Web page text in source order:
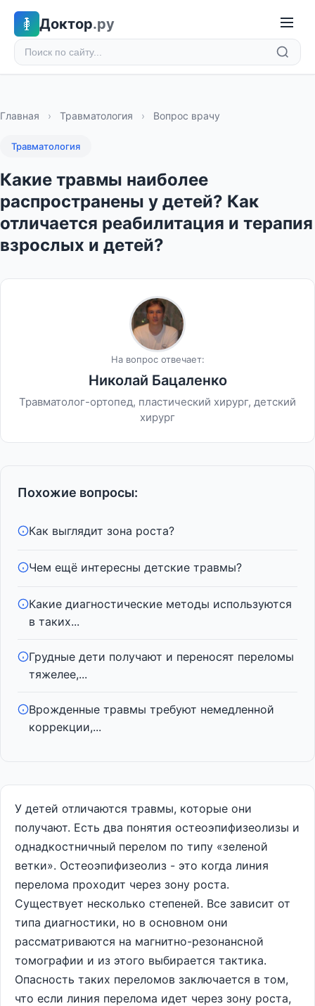
Доктор.ру
Главная › Травматология › Вопрос врачу
Травматология
Какие травмы наиболее
распространены у детей? Как
отличается реабилитация и терапия
взрослых и детей?
На вопрос отвечает:
Николай Бацаленко
Травматолог-ортопед, пластический хирург, детский
хирург
Похожие вопросы:
Как выглядит зона роста?
Чем ещё интересны детские травмы?
Какие диагностические методы используются
в таких...
Грудные дети получают и переносят переломы
тяжелее,...
Врожденные травмы требуют немедленной
коррекции,...
У детей отличаются травмы, которые они
получают. Есть два понятия остеоэпифизеолизы и
однадкостничный перелом по типу «зеленой
ветки». Остеоэпифизеолиз - это когда линия
перелома проходит через зону роста.
Существует несколько степеней. Все зависит от
типа диагностики, но в основном они
рассматриваются на магнитно-резонансной
томографии и из этого выбирается тактика.
Опасность таких переломов заключается в том,
что если линия перелома идет через зону роста,